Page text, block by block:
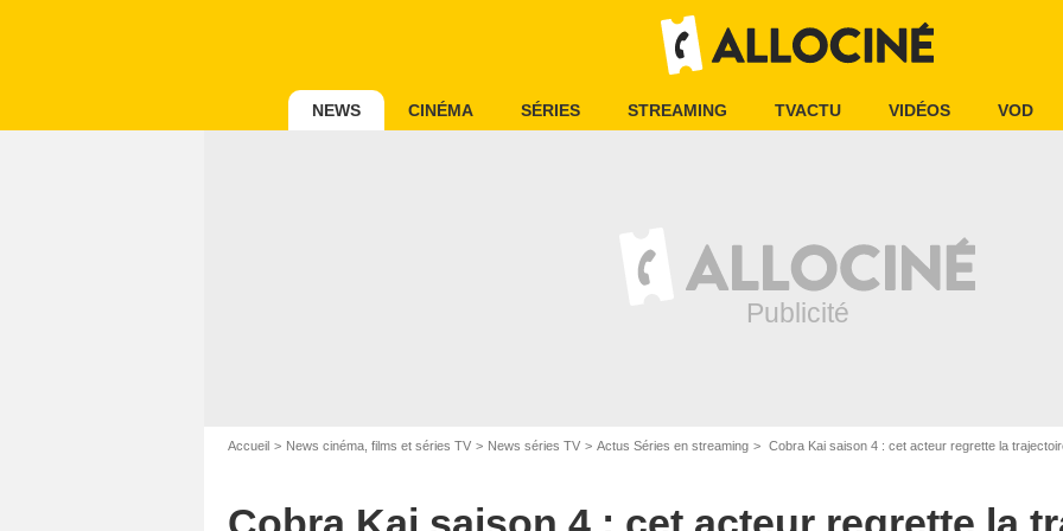
NEWS CINÉMA SÉRIES STREAMING TVACTU VIDÉOS VOD
Accueil News cinéma, films et séries TV News séries TV Actus Séries en streaming Cobra Kai saison 4 : cet acteur regrette la